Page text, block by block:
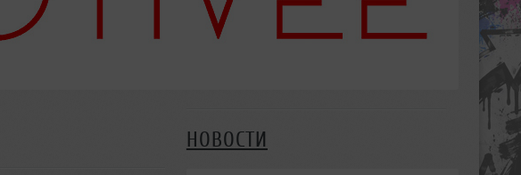
НОВОСТИ